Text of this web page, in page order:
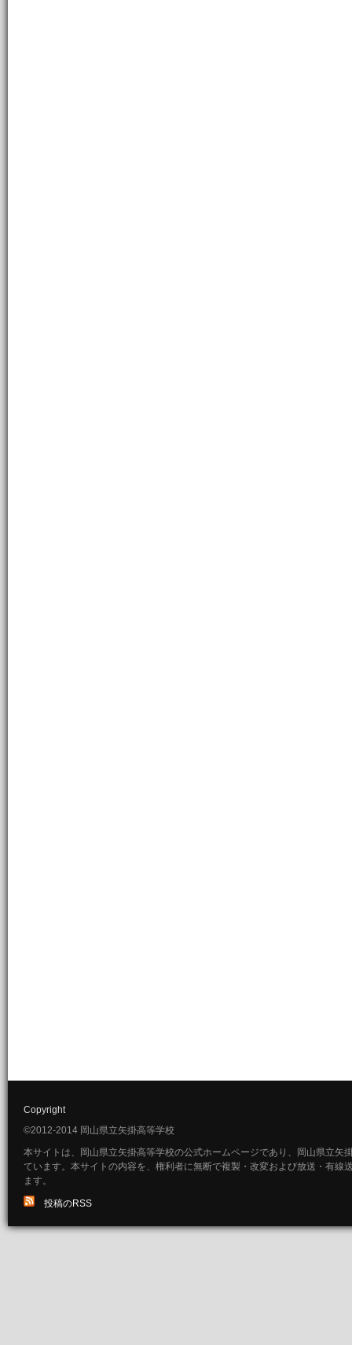
Copyright
©2012-2014 岡山県立矢掛高等学校
本サイトは、岡山県立矢掛高等学校の公式ホームページであり、岡山県立矢
ています。本サイトの内容を、権利者に無断で複製・改変および放送・有線
ます。
投稿のRSS